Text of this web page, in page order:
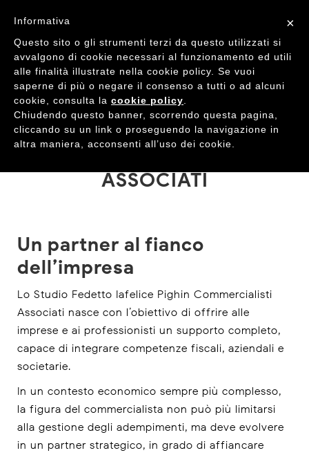
STUDIO FEDETTO IAFELICE
ASSOCIATI
Un partner al fianco
dell’impresa
Lo Studio Fedetto Iafelice Pighin Commercialisti
Associati nasce con l’obiettivo di offrire alle
imprese e ai professionisti un supporto completo,
capace di integrare competenze fiscali, aziendali e
societarie.
In un contesto economico sempre più complesso,
la figura del commercialista non può più limitarsi
alla gestione degli adempimenti, ma deve evolvere
in un partner strategico, in grado di affiancare
×
Informativa
Questo sito o gli strumenti terzi da questo utilizzati si
avvalgono di cookie necessari al funzionamento ed utili
alle finalità illustrate nella cookie policy. Se vuoi
saperne di più o negare il consenso a tutti o ad alcuni
cookie, consulta la cookie policy
Chiudendo questo banner, scorrendo questa pagina,
cliccando su un link o proseguendo la navigazione in
altra maniera, acconsenti all’uso dei cookie.